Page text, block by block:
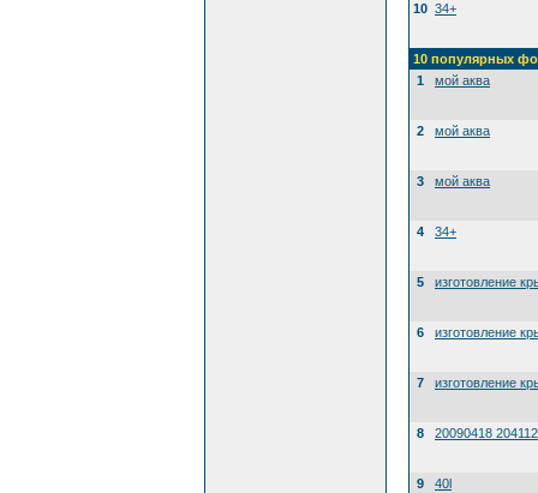
10 34+
10 популярных
1
мой аква
2 мой аква
3 мой аква
4 34+
5 изготовление
6 изготовление
7 изготовление
8 20090418
9 40l